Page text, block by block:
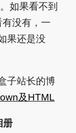
如果看不到
没有，一
果还是没
子站长的博
及HTML
册